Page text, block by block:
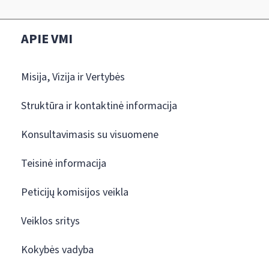
APIE VMI
Misija, Vizija ir Vertybės
Struktūra ir kontaktinė informacija
Konsultavimasis su visuomene
Teisinė informacija
Peticijų komisijos veikla
Veiklos sritys
Kokybės vadyba